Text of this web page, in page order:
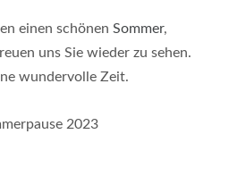
einen schönen Sommer,
uns Sie wieder zu sehen.
wundervolle Zeit.